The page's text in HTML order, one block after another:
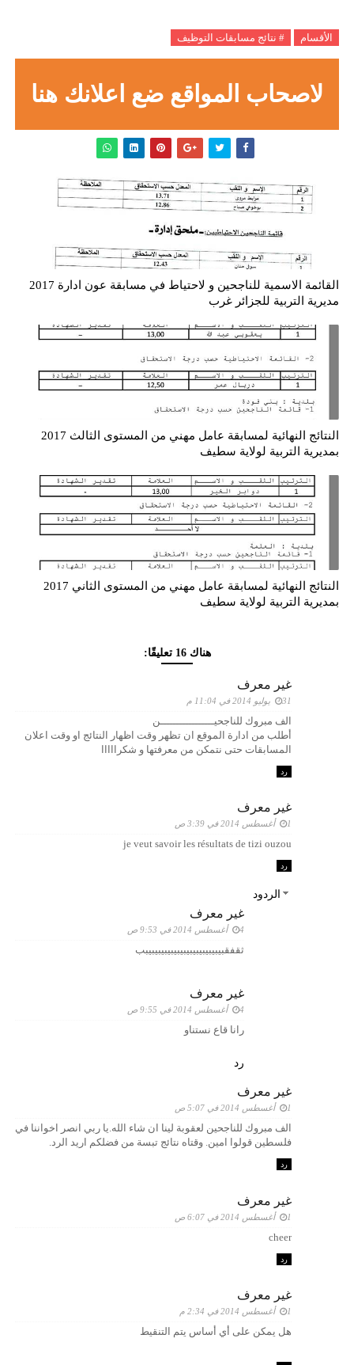
الأقسام # نتائج مسابقات التوظيف
لاصحاب المواقع ضع اعلانك هنا
القائمة الاسمية للناجحين و لاحتياط في مسابقة عون ادارة 2017
مديرية التربية للجزائر غرب
النتائج النهائية لمسابقة عامل مهني من المستوى الثالث 2017
بمديرية التربية لولاية سطيف
النتائج النهائية لمسابقة عامل مهني من المستوى الثاني 2017
بمديرية التربية لولاية سطيف
هناك 16 تعليقًا:
غير معرف
31 يوليو 2014 في 11:04 م
الف مبروك للناجحيـــــــــــــــــن
أطلب من ادارة الموقع ان تظهر وقت اظهار النتائج او وقت اعلان
المسابقات حتى نتمكن من معرفتها و شكرااااا
رد
غير معرف
1 أغسطس 2014 في 3:39 ص
je veut savoir les résultats de tizi ouzou
رد
الردود
غير معرف
4 أغسطس 2014 في 9:53 ص
ثقفقبيبيبيبيبيبيبيبيبيبيبيبيبب
غير معرف
4 أغسطس 2014 في 9:55 ص
رانا قاع نستناو
رد
غير معرف
1 أغسطس 2014 في 5:07 ص
الف مبروك للناجحين لعقوبة لينا ان شاء الله.يا ربي انصر اخواننا في
فلسطين قولوا امين. وقتاه نتائج تبسة من فضلكم اريد الرد.
رد
غير معرف
1 أغسطس 2014 في 6:07 ص
cheer
رد
غير معرف
1 أغسطس 2014 في 2:34 م
هل يمكن على أي أساس يتم التنقيط